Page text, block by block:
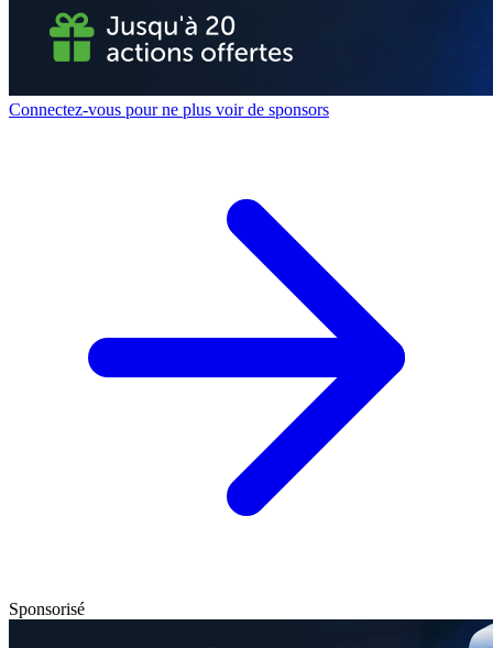
Connectez-vous pour ne plus voir de sponsors
Sponsorisé